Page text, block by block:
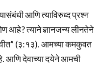
आणि त्याविरुध्द प्रश्न
आहे? त्याने ज्ञानजन्य लीनतेने
(३:१३). आमच्या कमकुवत
आणि देवाच्या दयेने आमची